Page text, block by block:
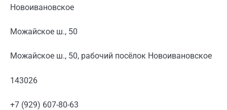
Новоивановское
Можайское ш., 50
Можайское ш., 50, рабочий посёлок Новоивановское
143026
+7 (929) 607-80-63